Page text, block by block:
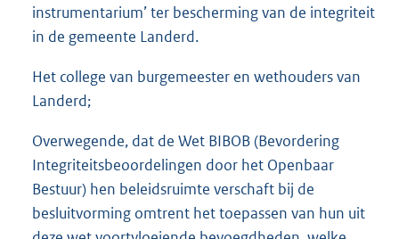
instrumentarium’ ter bescherming van de integriteit
in de gemeente Landerd.
Het college van burgemeester en wethouders van
Landerd;
Overwegende, dat de Wet BIBOB (Bevordering
Integriteitsbeoordelingen door het Openbaar
Bestuur) hen beleidsruimte verschaft bij de
besluitvorming omtrent het toepassen van hun uit